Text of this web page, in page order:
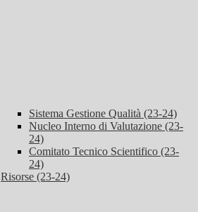
Sistema Gestione Qualità (23-24)
Nucleo Interno di Valutazione (23-
24)
Comitato Tecnico Scientifico (23-
24)
Risorse (23-24)